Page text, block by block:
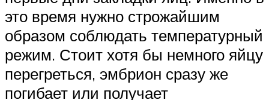
это время нужно строжайшим
образом соблюдать температурный
режим. Стоит хотя бы немного яйцу
перегреться, эмбрион сразу же
погибает или получает